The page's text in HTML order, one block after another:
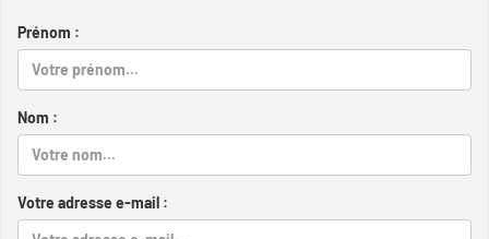
Prénom :
Nom :
Votre adresse e-mail :